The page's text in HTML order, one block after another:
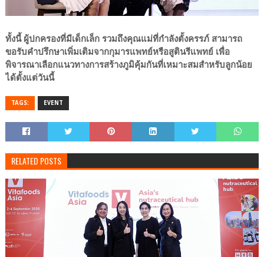
ทั้งนี้ ผู้ปกครองที่มีเด็กเล็ก รวมถึงคุณแม่ที่กำลังตั้งครรภ์ สามารถ
ขอรับคำปรึกษาเพิ่มเติมจากกุมารแพทย์หรือสูตินรีแพทย์ เพื่อ
พิจารณาเลือกแนวทางการสร้างภูมิคุ้มกันที่เหมาะสมสำหรับลูกน้อย
ได้ตั้งแต่วันนี้
TAGS: EVENT
RELATED POSTS